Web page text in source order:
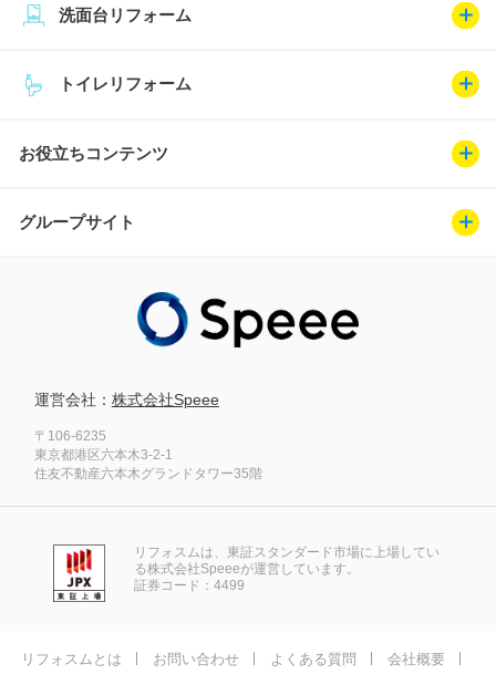
トイレリフォーム
洗面台リフォーム
お役立ちコンテンツ
グループサイト
運営会社： 株式会社Speee
〒106-6235
東京都港区六本木3-2-1
住友不動産六本木グランドタワー35階
リフォスムは、東証スタンダード市場に上場してい
る株式会社Speeeが運営しています。
証券コード：4499
リフォスムとは お問い合わせ よくある質問 会社概要